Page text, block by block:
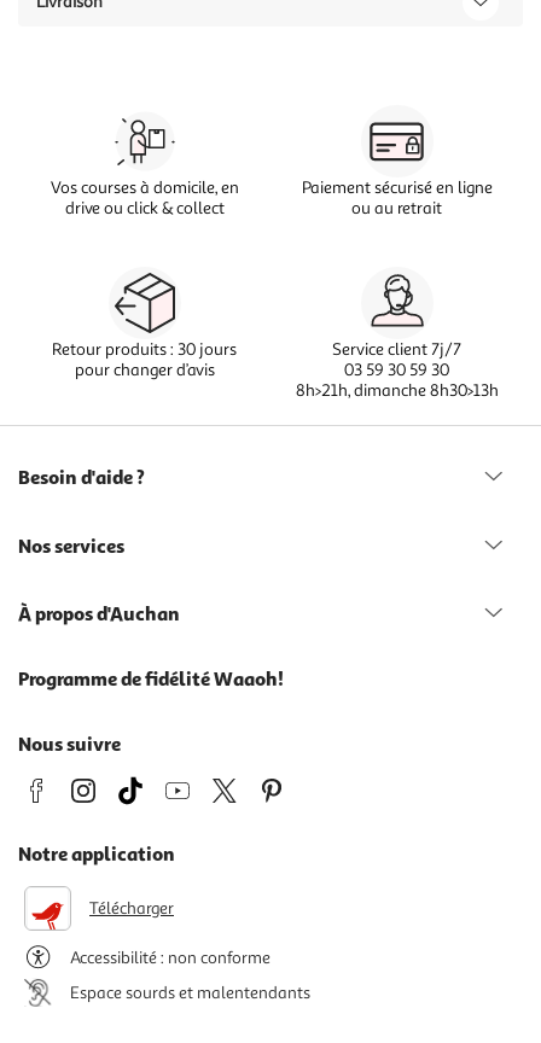
Vos courses à domicile, en
drive ou click & collect
Paiement sécurisé en ligne
ou au retrait
Retour produits : 30 jours
pour changer d’avis
Service client 7j/7
03 59 30 59 30
8h>21h, dimanche 8h30>13h
Besoin d'aide ?
Nos services
À propos d'Auchan
Programme de fidélité Waaoh!
Nous suivre
Notre application
Télécharger
Accessibilité : non conforme
Espace sourds et malentendants